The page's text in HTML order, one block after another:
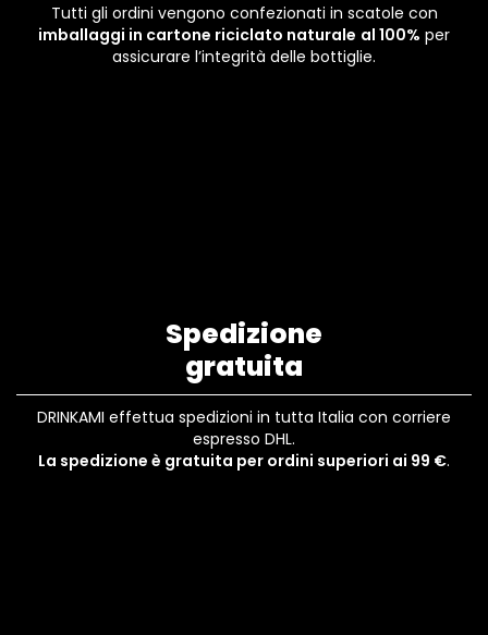
Tutti gli ordini vengono confezionati in scatole con
imballaggi in cartone riciclato naturale al 100% per
assicurare l’integrità delle bottiglie.
Spedizione
gratuita
DRINKAMI effettua spedizioni in tutta Italia con corriere
espresso DHL.
La spedizione è gratuita per ordini superiori ai 99 €.